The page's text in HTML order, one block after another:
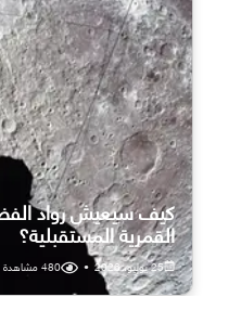
كيف سيعيش رواد
القمرية المستقبلية؟
25 يوليو، 2026 •
480مشاهدة